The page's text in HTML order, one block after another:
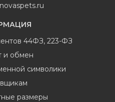
44ФЗ, 223-ФЗ
и обмен
символики
размеры